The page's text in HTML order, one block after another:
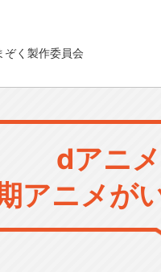
く製作委員会
dアニ
アニメが